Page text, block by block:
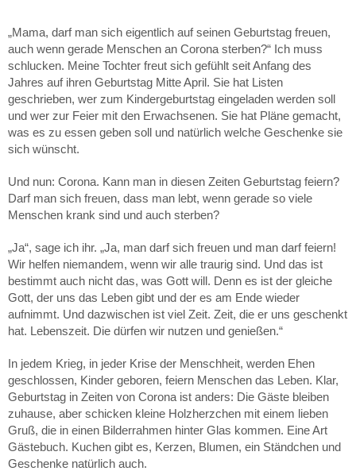
„Mama, darf man sich eigentlich auf seinen Geburtstag freuen,
auch wenn gerade Menschen an Corona sterben?“ Ich muss
schlucken. Meine Tochter freut sich gefühlt seit Anfang des
Jahres auf ihren Geburtstag Mitte April. Sie hat Listen
geschrieben, wer zum Kindergeburtstag eingeladen werden soll
und wer zur Feier mit den Erwachsenen. Sie hat Pläne gemacht,
was es zu essen geben soll und natürlich welche Geschenke sie
sich wünscht.
Und nun: Corona. Kann man in diesen Zeiten Geburtstag feiern?
Darf man sich freuen, dass man lebt, wenn gerade so viele
Menschen krank sind und auch sterben?
„Ja“, sage ich ihr. „Ja, man darf sich freuen und man darf feiern!
Wir helfen niemandem, wenn wir alle traurig sind. Und das ist
bestimmt auch nicht das, was Gott will. Denn es ist der gleiche
Gott, der uns das Leben gibt und der es am Ende wieder
aufnimmt. Und dazwischen ist viel Zeit. Zeit, die er uns geschenkt
hat. Lebenszeit. Die dürfen wir nutzen und genießen.“
In jedem Krieg, in jeder Krise der Menschheit, werden Ehen
geschlossen, Kinder geboren, feiern Menschen das Leben. Klar,
Geburtstag in Zeiten von Corona ist anders: Die Gäste bleiben
zuhause, aber schicken kleine Holzherzchen mit einem lieben
Gruß, die in einen Bilderrahmen hinter Glas kommen. Eine Art
Gästebuch. Kuchen gibt es, Kerzen, Blumen, ein Ständchen und
Geschenke natürlich auch.